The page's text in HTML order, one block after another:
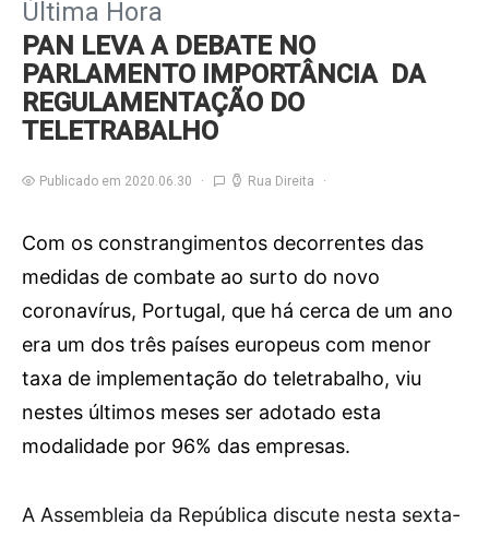
Última Hora
PAN LEVA A DEBATE NO
PARLAMENTO IMPORTÂNCIA DA
REGULAMENTAÇÃO DO
TELETRABALHO
Publicado em 2020.06.30 Rua Direita
Com os constrangimentos decorrentes das
medidas de combate ao surto do novo
coronavírus, Portugal, que há cerca de um ano
era um dos três países europeus com menor
taxa de implementação do teletrabalho, viu
nestes últimos meses ser adotado esta
modalidade por 96% das empresas.
A Assembleia da República discute nesta sexta-